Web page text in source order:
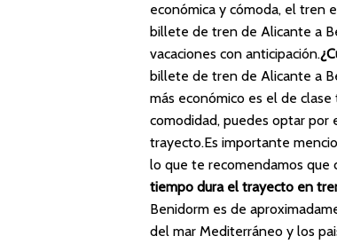
económica y cómoda, el tren
billete de tren de Alicante a
vacaciones con anticipación.
billete de tren de Alicante a
más económico es el de
comodidad, puedes optar
trayecto.Es importante
lo que te recomendamos que
tiempo dura el trayecto en
Benidorm es de
del mar Mediterráneo y los